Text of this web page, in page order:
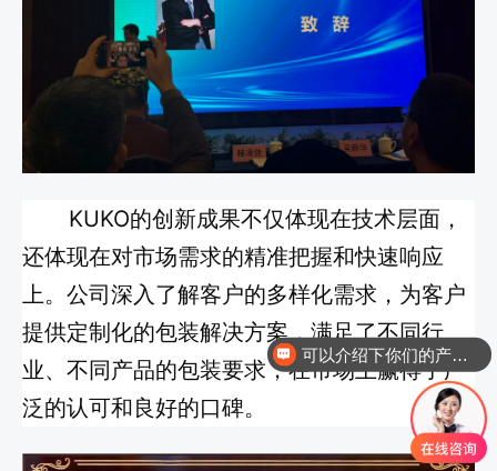
KUKO的创新成果不仅体现在技术层面，
还体现在对市场需求的精准把握和快速响应
上。公司深入了解客户的多样化需求，为客户
提供定制化的包装解决方案，满足了不同行
业、不同产品的包装要求，在市场上赢得了广
泛的认可和良好的口碑。
可以介绍下你们的产品么？